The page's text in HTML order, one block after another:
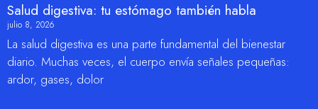
Salud digestiva: tu estómago también habla
julio 8, 2026
La salud digestiva es una parte fundamental del bienestar
diario. Muchas veces, el cuerpo envía señales pequeñas:
ardor, gases, dolor